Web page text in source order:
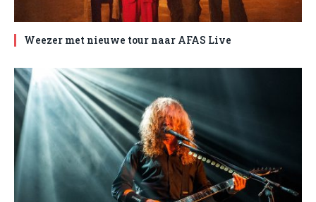
Weezer met nieuwe tour naar AFAS Live